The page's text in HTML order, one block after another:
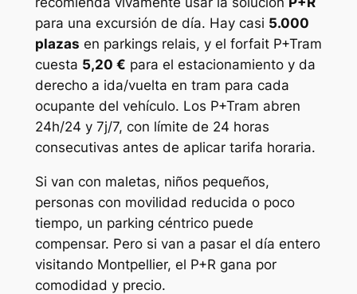
para una excursión de día. Hay casi 5.000
plazas en parkings relais, y el forfait P+Tram
cuesta 5,20 € para el estacionamiento y da
derecho a ida/vuelta en tram para cada
ocupante del vehículo. Los P+Tram abren
24h/24 y 7j/7, con límite de 24 horas
consecutivas antes de aplicar tarifa horaria.
Si van con maletas, niños pequeños,
personas con movilidad reducida o poco
tiempo, un parking céntrico puede
compensar. Pero si van a pasar el día entero
visitando Montpellier, el P+R gana por
comodidad y precio.